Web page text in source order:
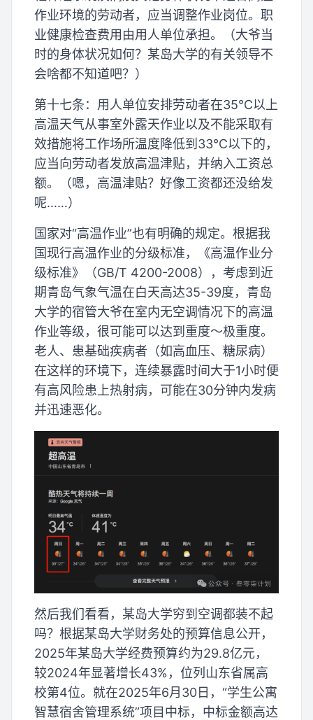
作业环境的劳动者，应当调整作业岗位。职
业健康检查费用由用人单位承担。（大爷当
时的身体状况如何？某岛大学的有关领导不
会啥都不知道吧？）
第十七条：用人单位安排劳动者在35℃以上
高温天气从事室外露天作业以及不能采取有
效措施将工作场所温度降低到33℃以下的，
应当向劳动者发放高温津贴，并纳入工资总
额。（嗯，高温津贴？好像工资都还没给发
呢……）
国家对“高温作业”也有明确的规定。根据我
国现行高温作业的分级标准，《高温作业分
级标准》（GB/T 4200-2008），考虑到近
期青岛气象气温在白天高达35-39度，青岛
大学的宿管大爷在室内无空调情况下的高温
作业等级，很可能可以达到重度～极重度。
老人、患基础疾病者（如高血压、糖尿病）
在这样的环境下，连续暴露时间大于1小时便
有高风险患上热射病，可能在30分钟内发病
并迅速恶化。
然后我们看看，某岛大学穷到空调都装不起
吗？根据某岛大学财务处的预算信息公开，
2025年某岛大学经费预算约为29.8亿元，
较2024年显著增长43%，位列山东省属高
校第4位。就在2025年6月30日，“学生公寓
智慧宿舍管理系统”项目中标，中标金额高达